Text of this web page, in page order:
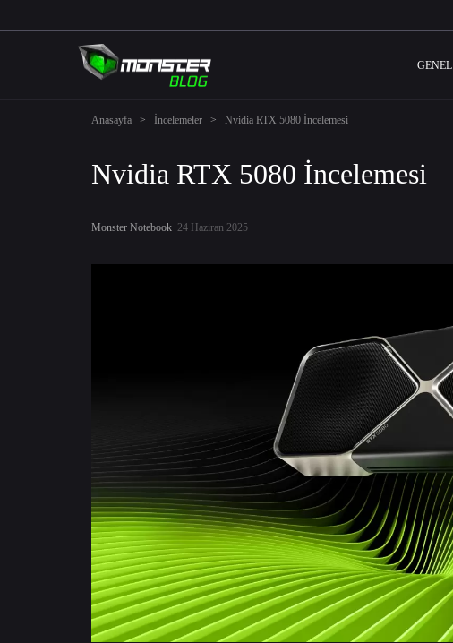
GENEL
Anasayfa > İncelemeler > Nvidia RTX 5080 İncelemesi
Nvidia RTX 5080 İncelemesi
Monster Notebook 24 Haziran 2025